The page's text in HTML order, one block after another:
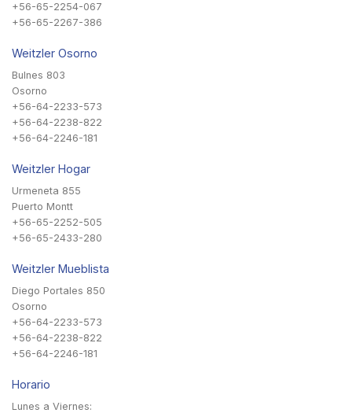
+56-65-2254-067
+56-65-2267-386
Weitzler Osorno
Bulnes 803
Osorno
+56-64-2233-573
+56-64-2238-822
+56-64-2246-181
Weitzler Hogar
Urmeneta 855
Puerto Montt
+56-65-2252-505
+56-65-2433-280
Weitzler Mueblista
Diego Portales 850
Osorno
+56-64-2233-573
+56-64-2238-822
+56-64-2246-181
Horario
Lunes a Viernes: